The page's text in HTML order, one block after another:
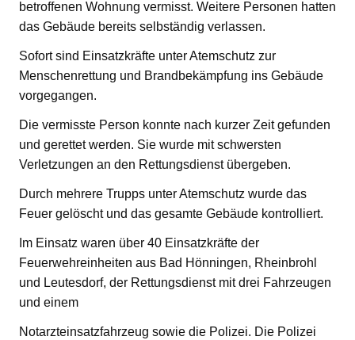
betroffenen Wohnung vermisst. Weitere Personen hatten
das Gebäude bereits selbständig verlassen.
Sofort sind Einsatzkräfte unter Atemschutz zur
Menschenrettung und Brandbekämpfung ins Gebäude
vorgegangen.
Die vermisste Person konnte nach kurzer Zeit gefunden
und gerettet werden. Sie wurde mit schwersten
Verletzungen an den Rettungsdienst übergeben.
Durch mehrere Trupps unter Atemschutz wurde das
Feuer gelöscht und das gesamte Gebäude kontrolliert.
Im Einsatz waren über 40 Einsatzkräfte der
Feuerwehreinheiten aus Bad Hönningen, Rheinbrohl
und Leutesdorf, der Rettungsdienst mit drei Fahrzeugen
und einem
Notarzteinsatzfahrzeug sowie die Polizei. Die Polizei